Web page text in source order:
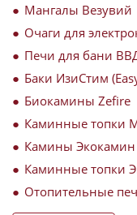
Мангалы Везувий
Очаги для
Печи для бани
Баки ИзиСтим
Биокамины Zefire
Каминные топки
Камины Экокамин
Каминные топки
Отопительные